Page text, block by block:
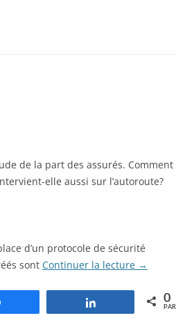
de la part des assurés. Comment
elle aussi sur l’autoroute?
d’un protocole de sécurité
sont Continuer la lecture →
0